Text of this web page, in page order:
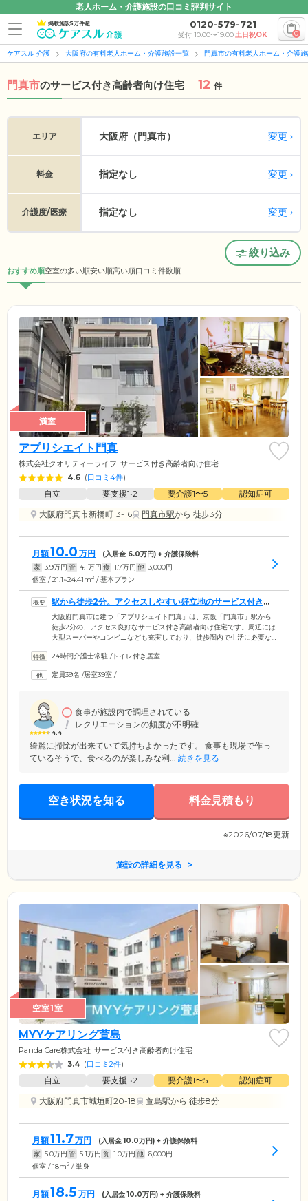
老人ホーム・介護施設の口コミ評判サイト
掲載施設5万件超 0120-579-721
受付 10:00〜19:00土日祝OK 0
ケアスル 介護 大阪府の有料老人ホーム・介護施設一覧 門真市の有料老人ホーム・介護
門真市のサービス付き高齢者向け住宅 12 件
エリア 大阪府（門真市） 変更
料金 指定なし 変更
介護度/医療 指定なし 変更
絞り込み
おすすめ順空室の多い順安い順高い順口コミ件数順
満室
アプリシエイト門真
株式会社クオリティーライフ サービス付き高齢者向け住宅
4.6 (口コミ4件)
自立 要支援1•2 要介護1〜5
認知症可
大阪府門真市新橋町13-16
門真市駅から 徒歩3分
月額10.0 万円 (入居金 6.0万円) + 介護保険料
家 3.9万円 管 4.1万円 食 1.7万円 他 3,000円
個室 / 21.1~24.41m2 / 基本プラン
駅から徒歩2分。アクセスしやすい好立地のサービス付き高
齢者向け住宅です
大阪府門真市に建つ「アプリシェイト門真」は、京阪「門真市」駅から
徒歩2分の、アクセス良好なサービス付き高齢者向け住宅です。周辺には
大型スーパーやコンビニなども充実しており、徒歩圏内で生活に必要な
り、面会に来られたご家族様と一緒にお散歩を楽しむ、ご入居者様の姿
生活されています。また、駅からアクセスしやすいのでご家族様も訪問
24時間介護士常駐 /トイレ付き居室
定員39名 /居室39室 /
4.4
食事が施設内で調理されている
レクリエーションの頻度が不明確
綺麗に掃除が出来ていて気持ちよかったです。 食事も現場で作っ
ているそうで、食べるのが楽しみな利... 続きを見る
空き状況を知る 料金見積もり
※2026/07/18更新
施設の詳細を見る
空室1室
MYYケアリング萱島
Panda Care株式会社 サービス付き高齢者向け住宅
3.4 (口コミ2件)
自立 要支援1•2 要介護1〜5
認知症可
大阪府門真市城垣町20-18
萱島駅から 徒歩8分
月額11.7万円 (入居金10.0万円) + 介護保険料
家 5.0万円 管 5.1万円 食 1.0万円 他 6,000円
個室 / 18m2 / 単身
月額18.5 万円 (入居金10.0万円) + 介護保険料